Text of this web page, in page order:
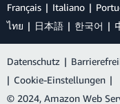
Français
Italiano
ไทย
日本語 한국어
Datenschutz |
| Cookie-Einstellungen |
© 2024, Amazon Web